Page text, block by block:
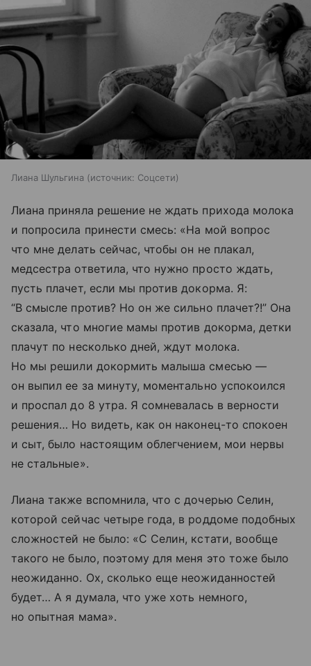
Лиана Шульгина источник: Соцсети
Лиана приняла решение не ждать прихода молока
и попросила принести смесь: «На мой вопрос
что мне делать сейчас, чтобы он не плакал,
медсестра ответила, что нужно просто ждать,
пусть плачет, если мы против докорма. Я:
“В смысле против? Но он же сильно плачет?!” Она
сказала, что многие мамы против докорма, детки
плачут по несколько дней, ждут молока.
Но мы решили докормить малыша смесью —
он выпил ее за минуту, моментально успокоился
и проспал до 8 утра. Я сомневалась в верности
решения… Но видеть, как он наконец-то спокоен
и сыт, было настоящим облегчением, мои нервы
не стальные».
Лиана также вспомнила, что с дочерью Селин,
которой сейчас четыре года, в роддоме подобных
сложностей не было: «С Селин, кстати, вообще
такого не было, поэтому для меня это тоже было
неожиданно. Ох, сколько еще неожиданностей
будет… А я думала, что уже хоть немного,
но опытная мама».